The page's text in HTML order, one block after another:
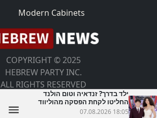
Modern Cabinets
COPYRIGHT © 2025
HEBREW PARTY INC.
ALL RIGHTS RESERVED
ילד בדרך? זנדאיה וטום הולנד
החליטו לקחת הפסקה מהוליווד
07.08.2026 18:05